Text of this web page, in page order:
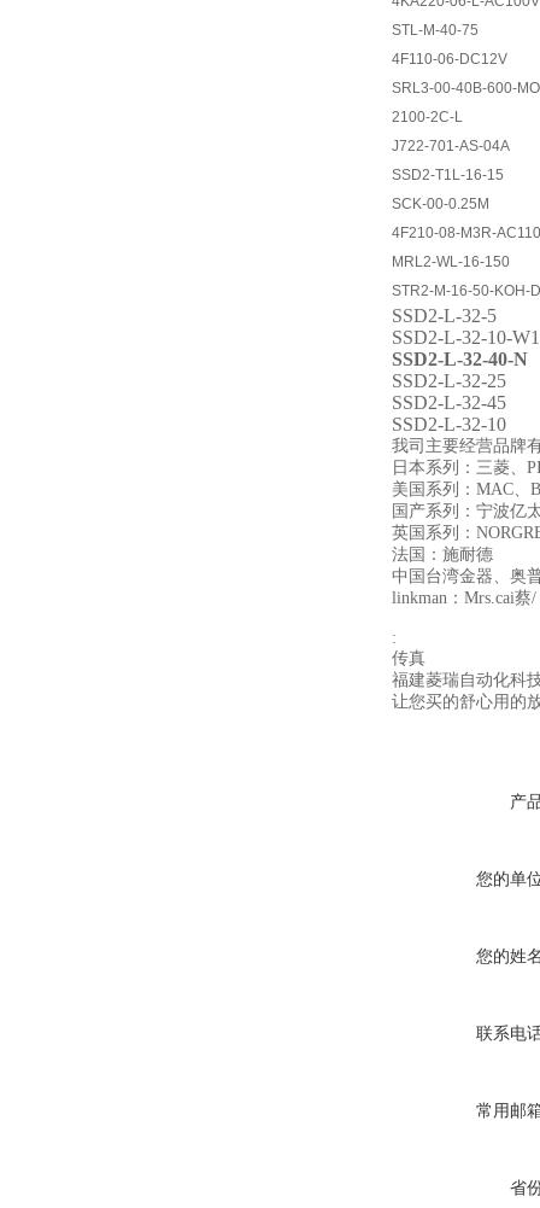
STL-M-40-75
4F110-06-DC12V
SRL3-00-40B-600-
2100-2C-L
J722-701-AS-04A
SSD2-T1L-16-15
SCK-00-0.25M
4F210-08-M3R-
MRL2-WL-16-150
STR2-M-16-50-KOH-
SSD2-L-32-5
SSD2-L-32-10-W1
SSD2-L-32-40-N
SSD2-L-32-25
SSD2-L-32-45
SSD2-L-32-10
我司主要经营品牌
日本系列：三菱、
美国系列：MAC、
国产系列：宁波亿
英国系列：
法国：施耐德
中国台湾金器、奥
linkman：Mrs.cai蔡/
:
传真
福建菱瑞自动化科
让您买的舒心用的
产
您的单
您的姓
联系电
常用邮
省